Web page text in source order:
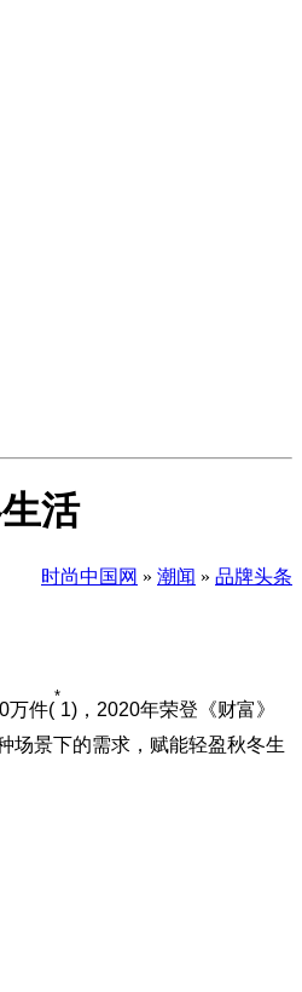
活
时尚中国网 » 潮闻 » 品牌头条
万件(
*
1)， 2020年荣登《财富》
场景下的需求，赋能轻盈秋冬生